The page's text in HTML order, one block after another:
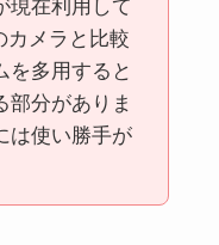
現在利用して
カメラと比較
を多用すると
部分がありま
は使い勝手が